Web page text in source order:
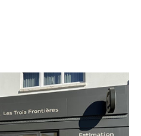
Trois Frontières
Patton
- 57330